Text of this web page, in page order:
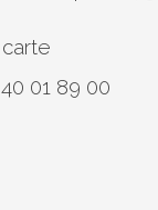
40 01 89 00